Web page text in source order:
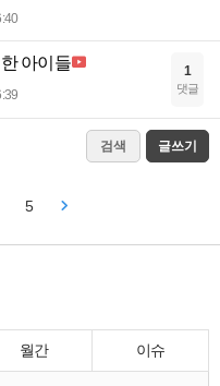
아이들 1
댓글
검색 글쓰기
5
월간 이슈